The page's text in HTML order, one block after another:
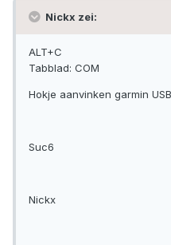
Nickx zei:
ALT+C
Tabblad: COM
Hokje aanvinken garmin USB
Suc6
Nickx